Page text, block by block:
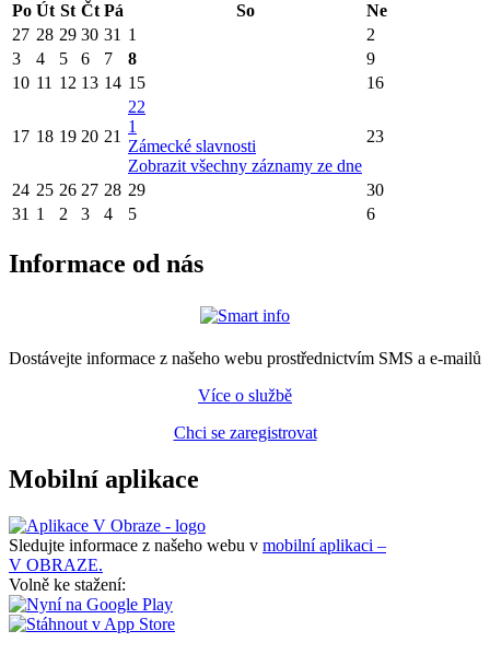
Po Út St Čt Pá So
Ne
27 28 29 30 31 1
2
3
4 5 6 7 8
9
10 11 12 13 14 15 16
17 18 19 20 21
22
1
Zámecké slavnosti
Zobrazit všechny záznamy ze dne
23
24 25 26 27 28 29
30
31 1 2 3 4 5 6
Informace od nás
Dostávejte informace z našeho webu prostřednictvím SMS a e-mailů
Více o službě
Chci se zaregistrovat
Mobilní aplikace
Sledujte informace z našeho webu v mobilní aplikaci –
V OBRAZE.
Volně ke stažení: